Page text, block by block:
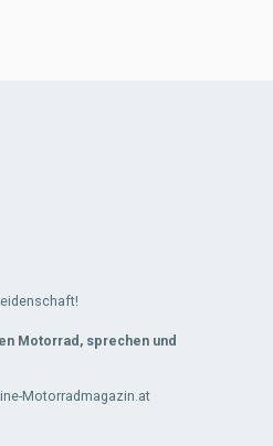
Motorrad, sprechen und
Motorradmagazin.at